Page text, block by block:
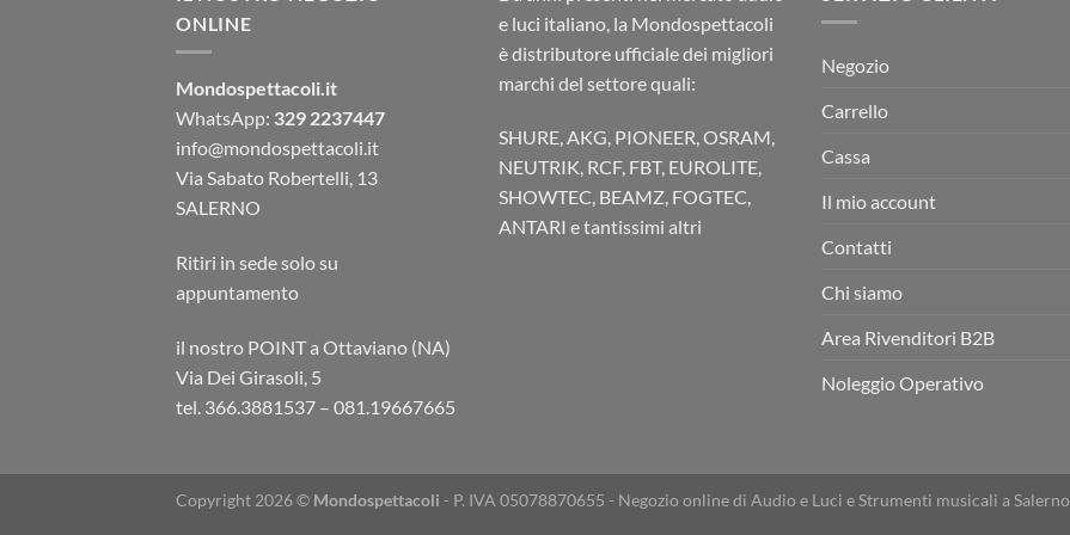
ONLINE
Mondospettacoli.it
WhatsApp: 329 2237447
info@mondospettacoli.it
Via Sabato Robertelli, 13
SALERNO
Ritiri in sede solo su
appuntamento
il nostro POINT a Ottaviano (NA)
Via Dei Girasoli, 5
tel. 366.3881537 – 081.19667665
e luci italiano, la Mondospettacoli
è distributore ufficiale dei migliori
marchi del settore quali:
SHURE, AKG, PIONEER, OSRAM,
NEUTRIK, RCF, FBT, EUROLITE,
SHOWTEC, BEAMZ, FOGTEC,
ANTARI e tantissimi altri
Negozio
Carrello
Cassa
Il mio account
Contatti
Chi siamo
Area Rivenditori B2B
Noleggio Operativo
Copyright 2026 © Mondospettacoli - P. IVA 05078870655 - Negozio online di Audio e Luci e Strumenti musicali a Salerno